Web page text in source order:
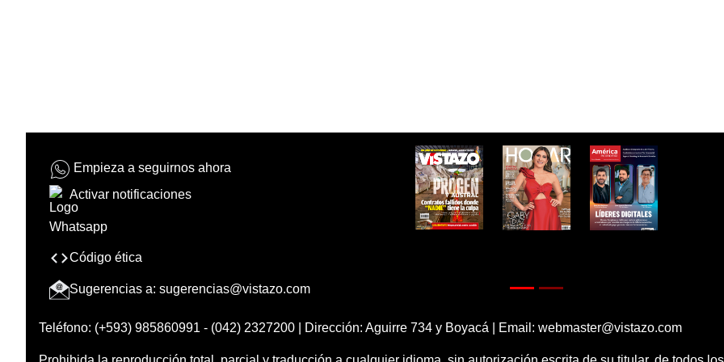
Empieza a seguirnos ahora
Activar notificaciones
Código ética
Sugerencias a: sugerencias@vistazo.com
Teléfono: (+593) 985860991 - (042) 2327200 | Dirección: Aguirre 734 y Boyacá | Email: webmaster@vistazo.com